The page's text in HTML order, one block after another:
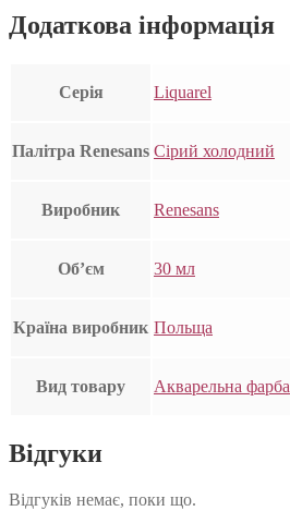
Додаткова інформація
Серія Liquarel
Палітра Renesans Сірий холодний
Виробник Renesans
Об’єм 30 мл
Країна виробник Польща
Вид товару Акварельна фарба
Відгуки
Відгуків немає, поки що.